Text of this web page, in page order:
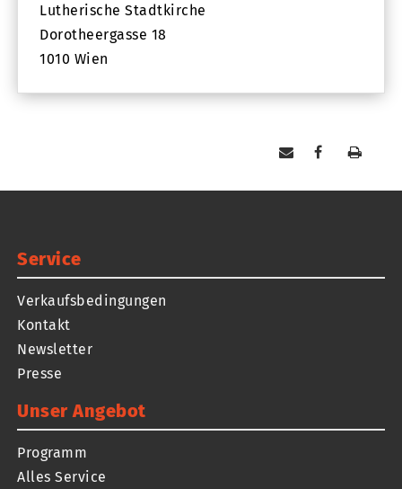
Lutherische Stadtkirche
Dorotheergasse 18
1010 Wien
Service
Verkaufsbedingungen
Kontakt
Newsletter
Presse
Unser Angebot
Programm
Alles Service